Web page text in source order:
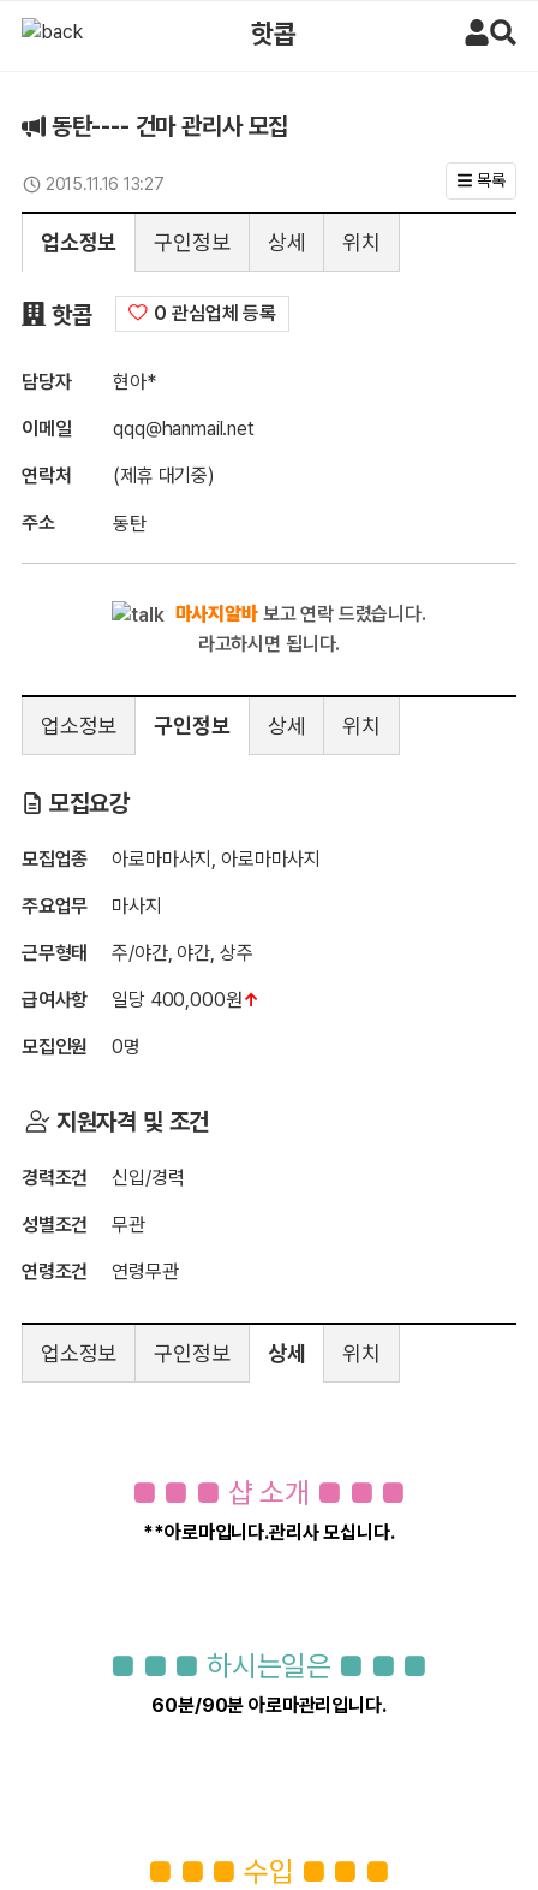
핫콥
동탄---- 건마 관리사 모집
2015.11.16 13:27
업데이트일
목록
업소정보 구인정보 상세 위치
핫콥구인정보0 관심업체 등록
담당자 현아*
이메일 qqq@hanmail.net
연락처 (제휴 대기중)
주소 동탄
마사지알바보고 연락 드렸습니다.
라고하시면 됩니다.
업소정보 구인정보 상세 위치
핫콥
모집요강
모집업종 아로마마사지, 아로마마사지
주요업무 마사지
근무형태 주/야간, 야간, 상주
급여사항 일당 400,000원↑
모집인원 0명
지원자격 및 조건
경력조건 신입/경력
성별조건 무관
연령조건 연령무관
업소정보 구인정보 상세 위치
■ ■ ■ 샵 소개 ■ ■ ■
**아로마입니다.관리사 모십니다.
■ ■ ■ 하시는일은 ■ ■ ■
60분/90분 아로마관리입니다.
■ ■ ■ 수입 ■ ■ ■